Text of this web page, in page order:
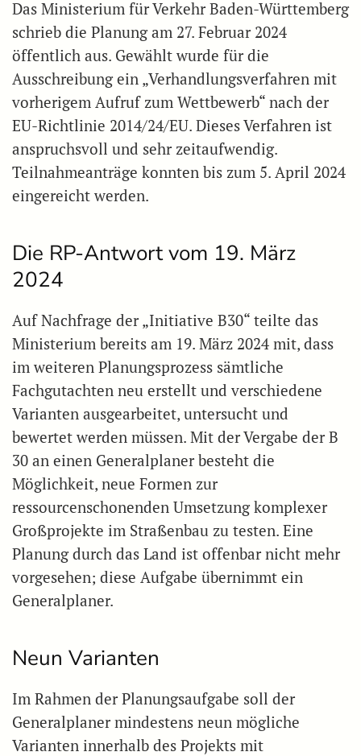
Das Ministerium für Verkehr Baden-Württemberg
schrieb die Planung am 27. Februar 2024
öffentlich aus. Gewählt wurde für die
Ausschreibung ein „Verhandlungsverfahren mit
vorherigem Aufruf zum Wettbewerb“ nach der
EU-Richtlinie 2014/24/EU. Dieses Verfahren ist
anspruchsvoll und sehr zeitaufwendig.
Teilnahmeanträge konnten bis zum 5. April 2024
eingereicht werden.
Die RP-Antwort vom 19. März
2024
Auf Nachfrage der „Initiative B30“ teilte das
Ministerium bereits am 19. März 2024 mit, dass
im weiteren Planungsprozess sämtliche
Fachgutachten neu erstellt und verschiedene
Varianten ausgearbeitet, untersucht und
bewertet werden müssen. Mit der Vergabe der B
30 an einen Generalplaner besteht die
Möglichkeit, neue Formen zur
ressourcenschonenden Umsetzung komplexer
Großprojekte im Straßenbau zu testen. Eine
Planung durch das Land ist offenbar nicht mehr
vorgesehen; diese Aufgabe übernimmt ein
Generalplaner.
Neun Varianten
Im Rahmen der Planungsaufgabe soll der
Generalplaner mindestens neun mögliche
Varianten innerhalb des Projekts mit